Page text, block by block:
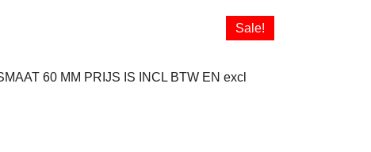
Sale!
60 MM PRIJS IS INCL BTW EN excl